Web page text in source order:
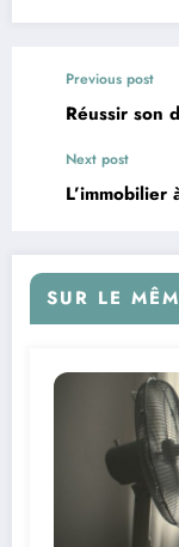
Previous post
Réussir son
Next post
SUR LE